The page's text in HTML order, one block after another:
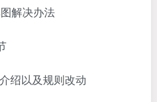
解决办法
绍以及规则改动